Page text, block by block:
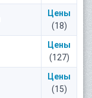
Цены
(18)
Цены
(127)
Цены
(15)